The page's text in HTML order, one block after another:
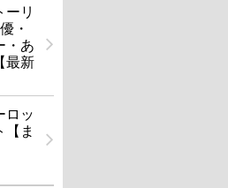
ーリ
・
・あ
最新
ロッ
【ま